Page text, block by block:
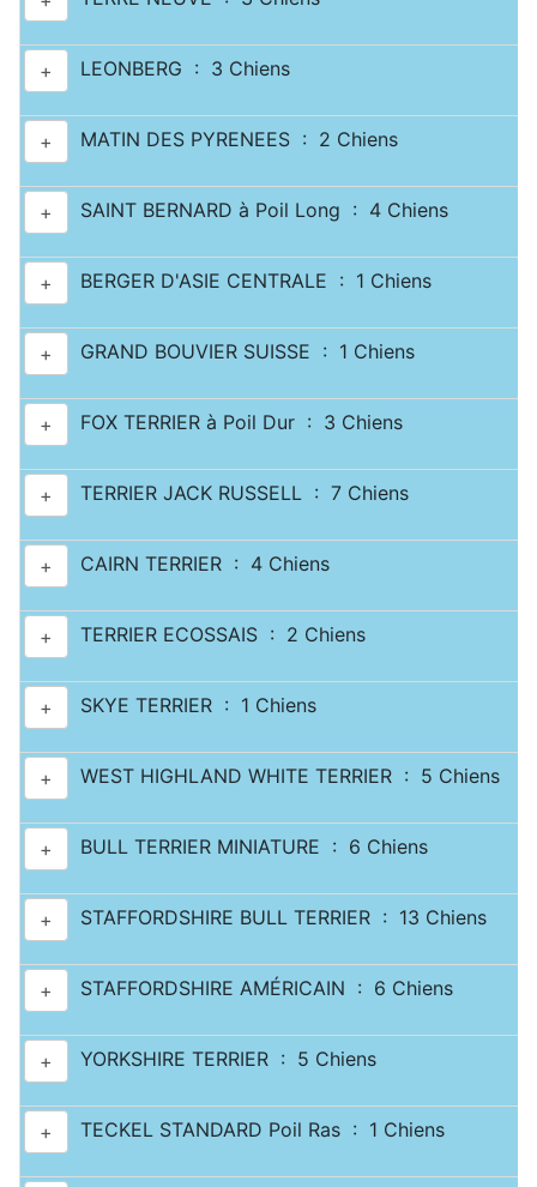
+ LEONBERG : 3 Chiens
+ MATIN DES PYRENEES : 2 Chiens
+ SAINT BERNARD à Poil Long : 4 Chiens
+ BERGER D'ASIE CENTRALE : 1 Chiens
+ GRAND BOUVIER SUISSE : 1 Chiens
+ FOX TERRIER à Poil Dur : 3 Chiens
+ TERRIER JACK RUSSELL : 7 Chiens
+ CAIRN TERRIER : 4 Chiens
+ TERRIER ECOSSAIS : 2 Chiens
+ SKYE TERRIER : 1 Chiens
+ WEST HIGHLAND WHITE TERRIER : 5 Chiens
+ BULL TERRIER MINIATURE : 6 Chiens
+ STAFFORDSHIRE BULL TERRIER : 13 Chiens
+ STAFFORDSHIRE AMÉRICAIN : 6 Chiens
+ YORKSHIRE TERRIER : 5 Chiens
+ TECKEL STANDARD Poil Ras : 1 Chiens